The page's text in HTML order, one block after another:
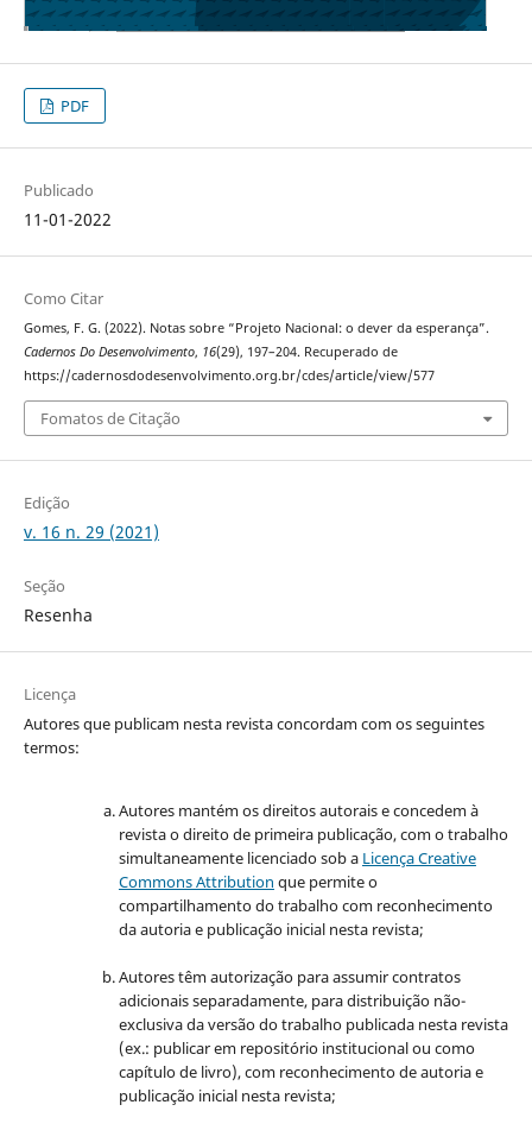
PDF
Publicado
11-01-2022
Como Citar
Gomes, F. G. (2022). Notas sobre “Projeto Nacional: o dever da esperança”.
Cadernos Do Desenvolvimento, 16(29), 197–204. Recuperado de
https://cadernosdodesenvolvimento.org.br/cdes/article/view/577
Fomatos de Citação
Edição
v. 16 n. 29 (2021)
Seção
Resenha
Licença
Autores que publicam nesta revista concordam com os seguintes
termos:
Autores mantém os direitos autorais e concedem à
revista o direito de primeira publicação, com o trabalho
simultaneamente licenciado sob a Licença Creative
Commons Attribution que permite o
compartilhamento do trabalho com reconhecimento
da autoria e publicação inicial nesta revista;
Autores têm autorização para assumir contratos
adicionais separadamente, para distribuição não-
exclusiva da versão do trabalho publicada nesta revista
(ex.: publicar em repositório institucional ou como
capítulo de livro), com reconhecimento de autoria e
publicação inicial nesta revista;